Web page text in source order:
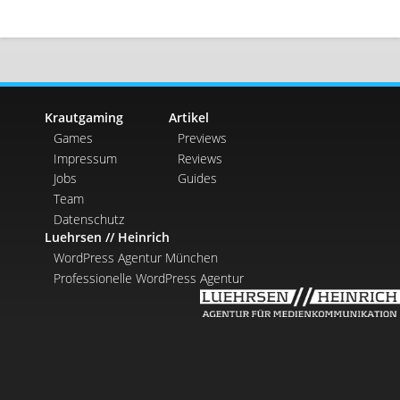
Krautgaming
Games
Impressum
Jobs
Team
Datenschutz
Artikel
Previews
Reviews
Guides
Luehrsen // Heinrich
WordPress Agentur München
Professionelle WordPress Agentur